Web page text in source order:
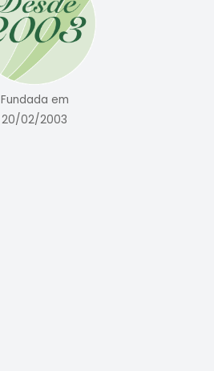
Fundada em
20/02/2003